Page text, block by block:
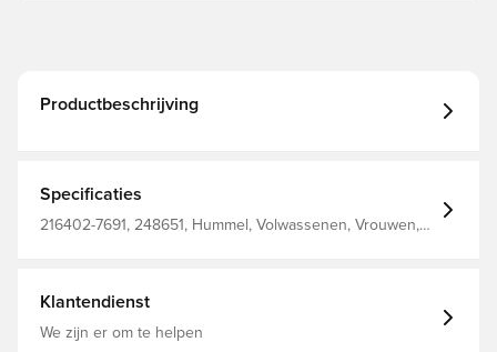
Productbeschrijving
Specificaties
216402-7691, 248651, Hummel, Volwassenen, Vrouwen,
Klantendienst
We zijn er om te helpen